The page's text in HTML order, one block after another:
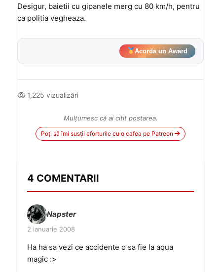
Desigur, baietii cu gipanele merg cu 80 km/h, pentru
ca politia vegheaza.
Acorda un Award
1,225 vizualizări
Mulțumesc că ai citit postarea.
Poți să îmi susții eforturile cu o cafea pe Patreon
4 COMENTARII
Napster
2 ianuarie 2008
Ha ha sa vezi ce accidente o sa fie la aqua
magic :>